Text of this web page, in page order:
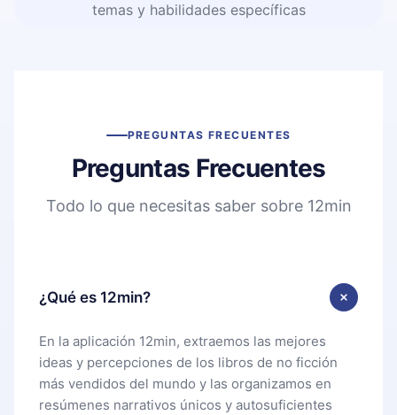
temas y habilidades específicas
PREGUNTAS FRECUENTES
Preguntas Frecuentes
Todo lo que necesitas saber sobre 12min
¿Qué es 12min?
En la aplicación 12min, extraemos las mejores
ideas y percepciones de los libros de no ficción
más vendidos del mundo y las organizamos en
resúmenes narrativos únicos y autosuficientes